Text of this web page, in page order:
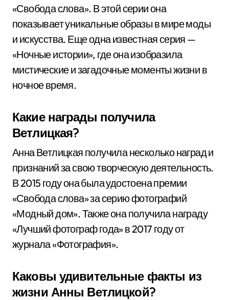
«Свобода слова». В этой серии она
показывает уникальные образы в мире моды
и искусства. Еще одна известная серия —
«Ночные истории», где она изобразила
мистические и загадочные моменты жизни в
ночное время.
Какие награды получила
Ветлицкая?
Анна Ветлицкая получила несколько наград и
признаний за свою творческую деятельность.
В 2015 году она была удостоена премии
«Свобода слова» за серию фотографий
«Модный дом». Также она получила награду
«Лучший фотограф года» в 2017 году от
журнала «Фотография».
Каковы удивительные факты из
жизни Анны Ветлицкой?